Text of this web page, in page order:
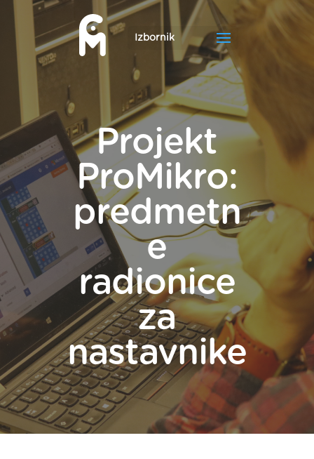
Projekt
ProMikro:
predmetn
e
radionice
za
nastavnike